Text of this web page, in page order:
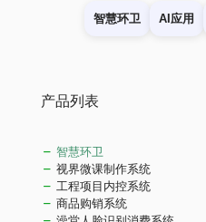
智慧环卫 AI应用
产品列表
智慧环卫
视界微课制作系统
工程项目内控系统
商品购销系统